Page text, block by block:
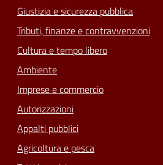
Giustizia e sicurezza pubblica
Tributi, finanze e contravvenzioni
Cultura e tempo libero
Ambiente
Imprese e commercio
Autorizzazioni
Appalti pubblici
Agricoltura e pesca